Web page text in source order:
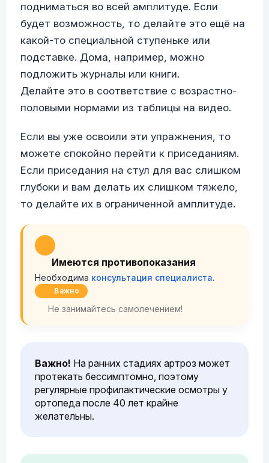
подниматься во всей амплитуде. Если
будет возможность, то делайте это ещё на
какой-то специальной ступеньке или
подставке. Дома, например, можно
подложить журналы или книги.
Делайте это в соответствие с возрастно-
половыми нормами из таблицы на видео.
Если вы уже освоили эти упражнения, то
можете спокойно перейти к приседаниям.
Если приседания на стул для вас слишком
глубоки и вам делать их слишком тяжело,
то делайте их в ограниченной амплитуде.
Имеются противопоказания
Необходима консультация специалиста.
Важно
Не занимайтесь самолечением!
Важно! На ранних стадиях артроз может
протекать бессимптомно, поэтому
регулярные профилактические осмотры у
ортопеда после 40 лет крайне
желательны.